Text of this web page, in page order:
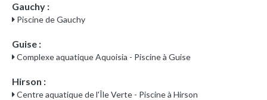
Gauchy :
Piscine de Gauchy
Guise :
Complexe aquatique Aquoisia - Piscine à Guise
Hirson :
Centre aquatique de l'Île Verte - Piscine à Hirson